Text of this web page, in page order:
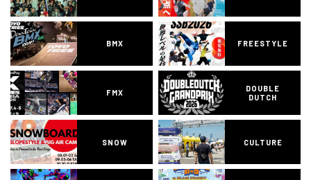
BMX FREESTYLE
FMX
DOUBLE
DUTCH
SNOW CULTURE